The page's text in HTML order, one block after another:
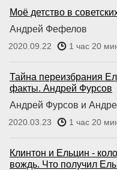
Моё детство в
Андрей Фефелов
2020.09.22 1 час 20
Тайна переизбрания
факты. Андрей Фурсов
Андрей Фурсов и
2020.03.23 1 час 20
Клинтон и Ельцин -
вождь. Что получил